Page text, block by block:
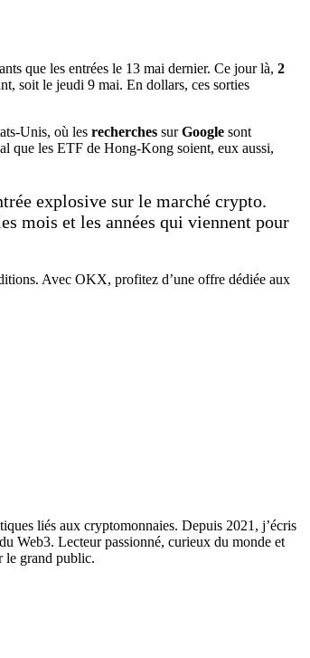
que les entrées le 13 mai dernier. Ce jour là, 2
soit le jeudi 9 mai. En dollars, ces sorties
Unis, où les recherches surGoogle sont
que les ETF de Hong-Kong soient, eux aussi,
explosive sur le marché crypto.
mois et les années qui viennent pour
Avec OKX, profitez d’une offre dédiée aux
liés aux cryptomonnaies. Depuis 2021, j’écris
Web3. Lecteur passionné, curieux du monde et
le grand public.